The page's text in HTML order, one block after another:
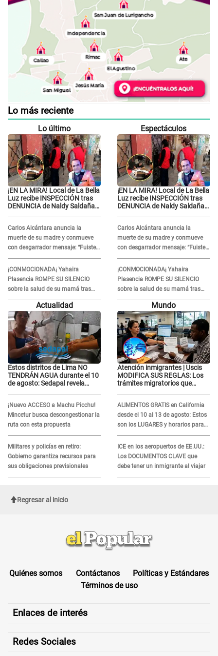
Lo más reciente
Lo último
¡EN LA MIRA! Local de La Bella
Luz recibe INSPECCIÓN tras
DENUNCIA de Naldy Saldaña
Carlos Alcántara anuncia la
muerte de su madre y conmueve
con desgarrador mensaje: “Fuiste
una gran mujer”
¡CONMOCIONADA¡ Yahaira
Plasencia ROMPE SU SILENCIO
sobre la salud de su mamá tras
APARECER en centro oncológico:
“La oración tiene poder”
Espectáculos
¡EN LA MIRA! Local de La Bella
Luz recibe INSPECCIÓN tras
DENUNCIA de Naldy Saldaña
Carlos Alcántara anuncia la
muerte de su madre y conmueve
con desgarrador mensaje: “Fuiste
una gran mujer”
¡CONMOCIONADA¡ Yahaira
Plasencia ROMPE SU SILENCIO
sobre la salud de su mamá tras
APARECER en centro oncológico:
“La oración tiene poder”
Actualidad
Estos distritos de Lima NO
TENDRÁN AGUA durante el 10
de agosto: Sedapal revela
¡Nuevo ACCESO a Machu Picchu!
Mincetur busca descongestionar la
ruta con esta propuesta
Militares y policías en retiro:
Gobierno garantiza recursos para
sus obligaciones previsionales
Mundo
Atención inmigrantes | Uscis
MODIFICA SUS REGLAS: Los
trámites migratorios que
ALIMENTOS GRATIS en California
desde el 10 al 13 de agosto: Estos
son los LUGARES y horarios para
recibir la ayuda
ICE en los aeropuertos de EE.UU.:
Los DOCUMENTOS CLAVE que
debe tener un inmigrante al viajar
Regresar al inicio
Quiénes somos Contáctanos
Políticas y Estándares
Términos de uso
Enlaces de interés
Redes Sociales